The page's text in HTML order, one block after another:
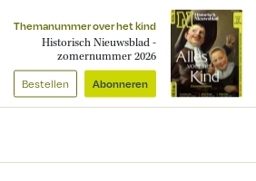
Themanummer over het kind
Historisch Nieuwsblad -
zomernummer 2026
Bestellen Abonneren